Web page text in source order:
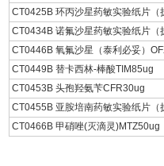
CT0425B 环丙沙星药敏实验纸片（
CT0434B 诺氟沙星药敏实验纸片（
CT0446B 氧氟沙星（泰利必妥）
CT0449B 替卡西林-棒酸TIM85ug
CT0453B 头孢羟氨苄CFR30ug
CT0455B 亚胺培南药敏实验纸片（
CT0466B 甲硝唑(灭滴灵)MTZ50ug